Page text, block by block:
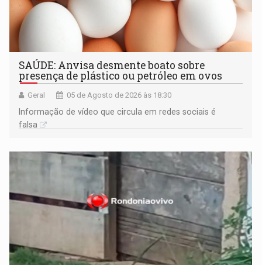
SAÚDE: Anvisa desmente boato sobre
presença de plástico ou petróleo em ovos
Geral 05 de Agosto de 2026 às 18:30
Informação de vídeo que circula em redes sociais é
falsa